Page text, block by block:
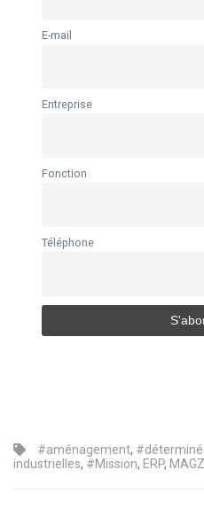
E-mail
Entreprise
Fonction
Téléphone
#aménagement,
industrielles, #Mission, ERP, MAGZI